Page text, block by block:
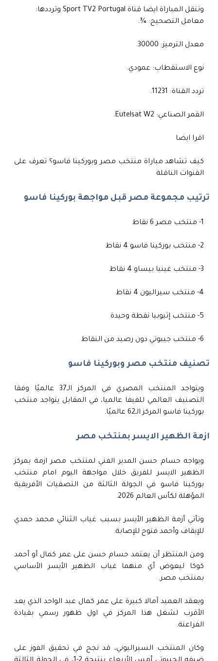
وتنقل المباراة ايضا قناة Sport TV2 Portugal وترددها:
معامل التصحيح: ¾.
معدل الترميز: 30000.
نوع الاستقطاب: عمودي.
تردد القناة: 11231.
القمر الصناعي: Eutelsat W2.
اقرا ايضا
كيف تشاهد مباراة منتخب مصر وبوركينا فاسو؟ تعرف على
القنوات الناقلة
ترتيب مجموعة مصر قبل مواجهة بوركينا فاسو
1- منتخب مصر 6 نقاط
2- منتخب بوركينا فاسو 4 نقاط
3- منتخب غينيا بيساو 4 نقاط
4- منتخب سيراليون 4 نقاط
5- منتخب إثيوبيا نقطة وحيدة
6- منتخب جيبوتي دون رصيد من النقاط
تصنيف منتخب مصر وبوركينا فاسو
ويتواجد المنتخب المصري في المركز الـ37 عالميًا وفقا
التصنيف العالمي للفيفا عالميا، في المقابل يتواجد منتخب
بوركينا فاسو المركز الـ62 عالميًا.
ازمة الظهير الايسر بمنتخب مصر
ويواجه حسام حسن المدير الفني لمنتخب مصر ازمة بمركز
الظهير الايسر للفريق خلال مواجهة اليوم امام منتخب
بوركينا فاسو في الجولة الثالثة من التصفيات الأفريقية
المؤهلة لكأس العالم 2026.
وتأتي أزمة الظهير الأيسر بسبب غياب الثنائي محمد حمدي
للإيقاف وأحمد فتوح للإصابة.
ومن المنتظر أن يعتمد حسام حسن على عمر كمال أو أحمد
كوكا ليعوض أي منهما غياب الظهير الأيسر الأساسي
بمنتخب مصر.
ويعقد العميد آمالا كبيرة على عمر كمال عبد الواحد الذي يعد
الأقرب لشغل هذا المركز في اول ظهور رسمي بقيادة
الفراعنة.
وكان المنتخب السيراليوني، قد نجح في تحقيق الفوز على